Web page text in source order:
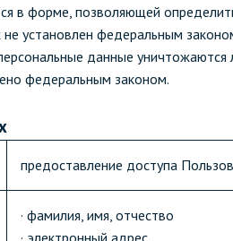
в форме, позволяющей
установлен федеральным
данные
федеральным законом.
предоставление доступа
· фамилия, имя, отчество
· электронный адрес